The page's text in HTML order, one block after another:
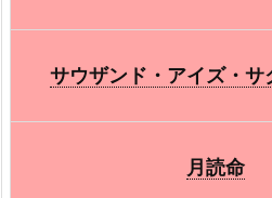
サウザンド・アイズ・サ
月読命